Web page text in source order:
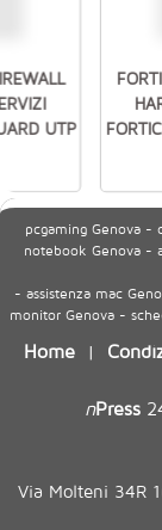
UTP
pcgaming Genova
notebook Genova -
- assistenza mac
monitor Genova -
Home |
nPress
Via Molteni 34R